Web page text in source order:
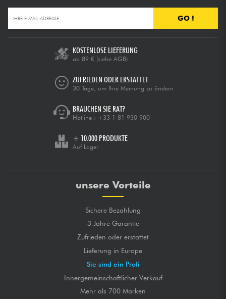
GO !
KOSTENLOSE LIEFERUNG
ab 89 € (siehe AGB)
ZUFRIEDEN ODER ERSTATTET
30 Tage, um Ihre Meinung zu ändern
BRAUCHEN SIE RAT?
Hotline : +33 1 81 930 900
+ 10.000 PRODUKTE
Auf Lager
unsere Vorteile
Sichere Bezahlung
3 Jahre Garantie
Zufrieden oder erstattet
Lieferung in Europe
Sie sind ein Profi
Innergemeinschaftlicher Verkauf
Mehr als 700 Marken